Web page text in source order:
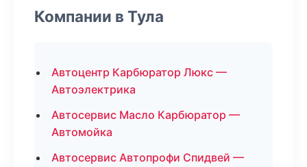
Компании в Тула
Автоцентр Карбюратор Люкс —
Автоэлектрика
Автосервис Масло Карбюратор —
Автомойка
Автосервис Автопрофи Спидвей —